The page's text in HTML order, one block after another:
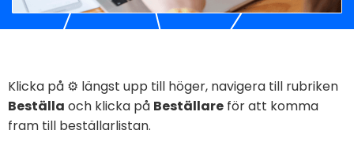
Klicka på ⚙️ längst upp till höger, navigera till rubriken
Beställa och klicka på Beställare för att komma
fram till beställarlistan.